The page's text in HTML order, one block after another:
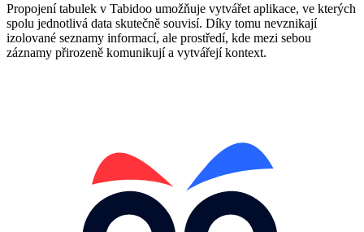
Propojení tabulek v Tabidoo umožňuje vytvářet aplikace, ve kterých
spolu jednotlivá data skutečně souvisí. Díky tomu nevznikají
izolované seznamy informací, ale prostředí, kde mezi sebou
záznamy přirozeně komunikují a vytvářejí kontext.